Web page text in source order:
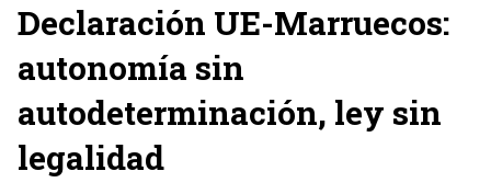
Declaración UE-Marruecos:
autonomía sin
autodeterminación, ley sin
legalidad